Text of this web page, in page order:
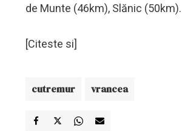
de Munte (46km), Slănic (50km).
[Citeste si]
cutremur vrancea